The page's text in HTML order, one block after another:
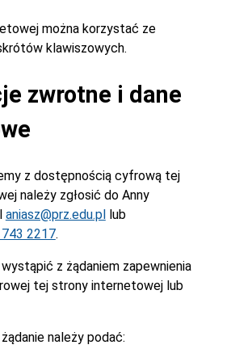
można korzystać ze
klawiszowych.
zwrotne i dane
z dostępnością cyfrową tej
należy zgłosić do Anny
aniasz@prz.edu.pllub
2217.
z żądaniem zapewnienia
tej strony internetowej lub
należy podać: